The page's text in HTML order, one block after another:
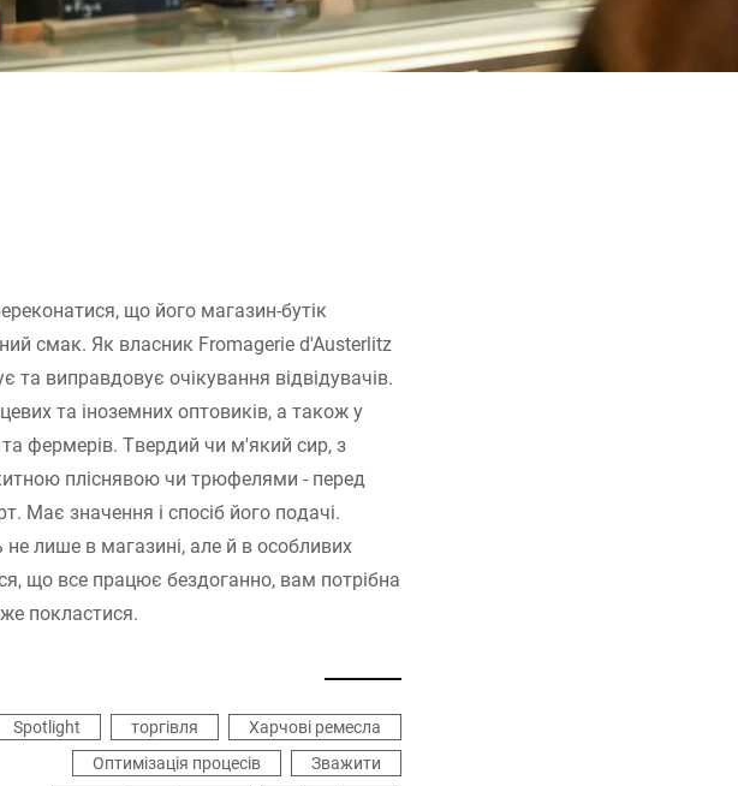
що його магазин-бутік
смак. Як власник Fromagerie d'Austerlitz
та виправдовує очікування відвідувачів.
та іноземних оптовиків, а також у
та фермерів. Твердий чи м'який сир, з
пліснявою чи трюфелями - перед
Має значення і спосіб його подачі.
лише в магазині, але й в особливих
що все працює бездоганно, вам потрібна
покластися.
Spotlight торгівля
Харчові ремесла
Оптимізація процесів
Зважити